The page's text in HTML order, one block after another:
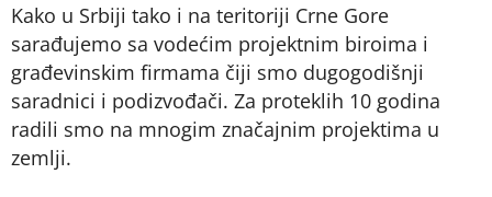
Kako u Srbiji tako i na teritoriji Crne Gore
sarađujemo sa vodećim projektnim biroima i
građevinskim firmama čiji smo dugogodišnji
saradnici i podizvođači. Za proteklih 10 godina
radili smo na mnogim značajnim projektima u
zemlji.